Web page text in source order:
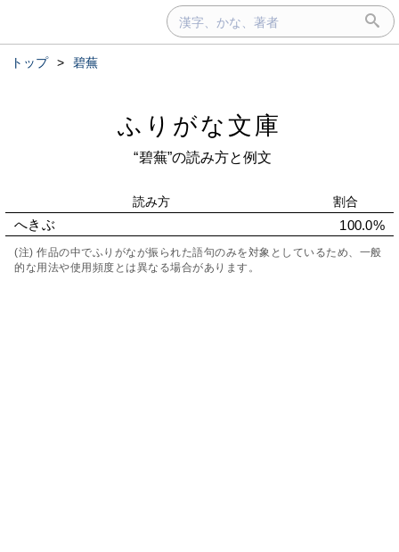
トップ > 碧蕪
ふりがな文庫
“碧蕪”の読み方と例文
読み方 割合
へきぶ 100.0%
(注) 作品の中でふりがなが振られた語句のみを対象としているため、一般
的な用法や使用頻度とは異なる場合があります。